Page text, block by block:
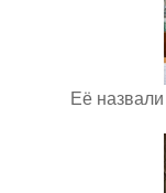
Её